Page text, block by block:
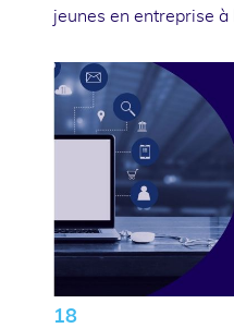
jeunes en entreprise à
18